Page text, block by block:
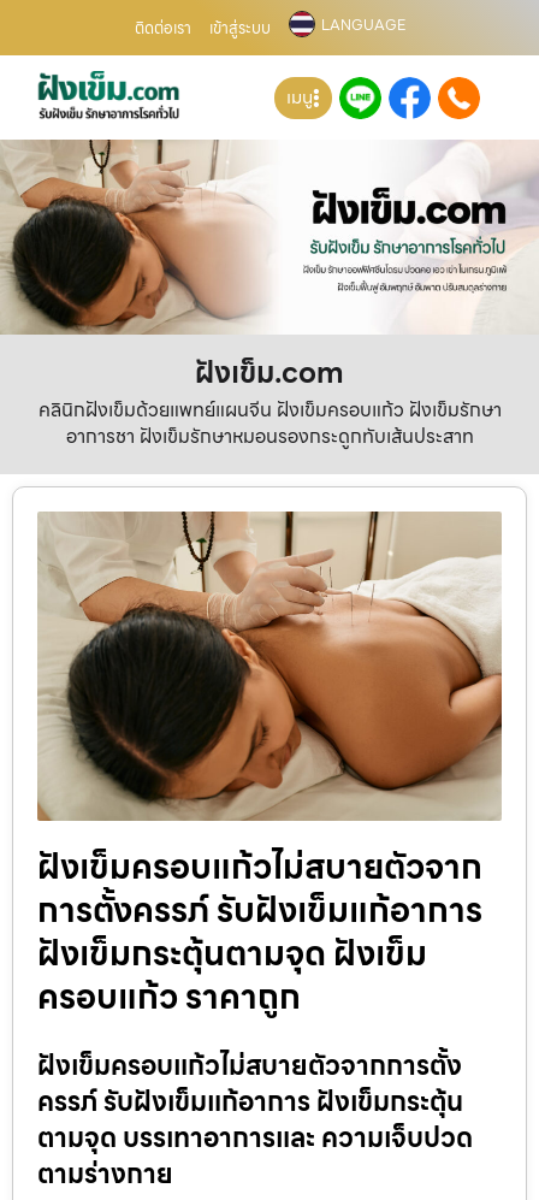
ติดต่อเรา เข้าสู่ระบบ LANGUAGE
เมนู
ฝังเข็ม.com
คลินิกฝังเข็มด้วยแพทย์แผนจีน ฝังเข็มครอบแก้ว ฝังเข็มรักษา
อาการชา ฝังเข็มรักษาหมอนรองกระดูกทับเส้นประสาท
ฝังเข็มครอบแก้วไม่สบายตัวจาก
การตั้งครรภ์ รับฝังเข็มแก้อาการ
ฝังเข็มกระตุ้นตามจุด ฝังเข็ม
ครอบแก้ว ราคาถูก
ฝังเข็มครอบแก้วไม่สบายตัวจากการตั้ง
ครรภ์ รับฝังเข็มแก้อาการ ฝังเข็มกระตุ้น
ตามจุด บรรเทาอาการและ ความเจ็บปวด
ตามร่างกาย